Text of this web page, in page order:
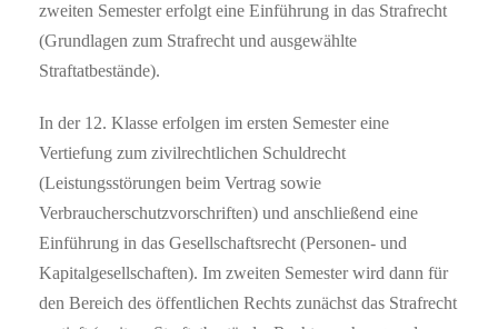
zweiten Semester erfolgt eine Einführung in das Strafrecht
(Grundlagen zum Strafrecht und ausgewählte
Straftatbestände).
In der 12. Klasse erfolgen im ersten Semester eine
Vertiefung zum zivilrechtlichen Schuldrecht
(Leistungsstörungen beim Vertrag sowie
Verbraucherschutzvorschriften) und anschließend eine
Einführung in das Gesellschaftsrecht (Personen- und
Kapitalgesellschaften). Im zweiten Semester wird dann für
den Bereich des öffentlichen Rechts zunächst das Strafrecht